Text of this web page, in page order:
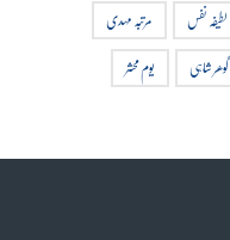
لطیفہ نفس
مرتبہ مہدی
گوھر شاہی یوم محشر